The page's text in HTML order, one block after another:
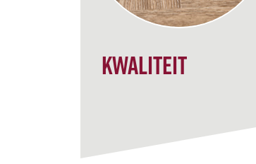
Kwaliteit